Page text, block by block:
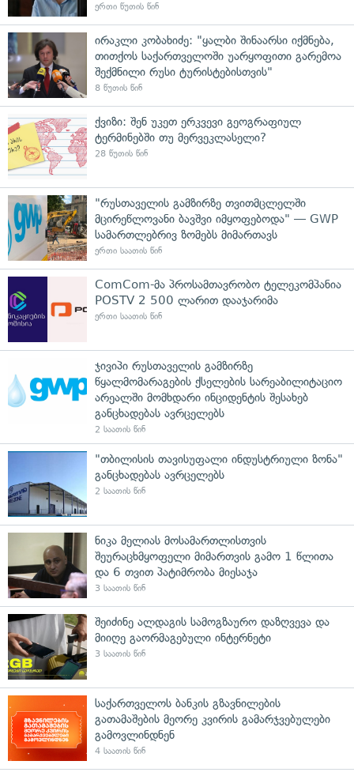
ერთი წუთის წინ
ირაკლი კობახიძე: "ყალბი შინაარსი იქმნება,
თითქოს საქართველოში უარყოფითი გარემოა
შექმნილი რუსი ტურისტებისთვის"
8 წუთის წინ
ქვიზი: შენ უკეთ ერკვევი გეოგრაფიულ
ტერმინებში თუ მერვეკლასელი?
28 წუთის წინ
"რუსთაველის გამზირზე თვითმცლელში
მცირეწლოვანი ბავშვი იმყოფებოდა" — GWP
სამართლებრივ ზომებს მიმართავს
ერთი საათის წინ
ComCom-მა პროსამთავრობო ტელეკომპანია
POSTV 2 500 ლარით დააჯარიმა
ერთი საათის წინ
ჯივიპი რუსთაველის გამზირზე
წყალმომარაგების ქსელების სარეაბილიტაციო
არეალში მომხდარი ინციდენტის შესახებ
განცხადებას ავრცელებს
2 საათის წინ
"თბილისის თავისუფალი ინდუსტრიული ზონა"
განცხადებას ავრცელებს
2 საათის წინ
ნიკა მელიას მოსამართლისთვის
შეურაცხმყოფელი მიმართვის გამო 1 წლითა
და 6 თვით პატიმრობა მიესაჯა
3 საათის წინ
შეიძინე ალდაგის სამოგზაურო დაზღვევა და
მიიღე გაორმაგებული ინტერნეტი
3 საათის წინ
საქართველოს ბანკის გზავნილების
გათამაშების მეორე კვირის გამარჯვებულები
გამოვლინდნენ
4 საათის წინ